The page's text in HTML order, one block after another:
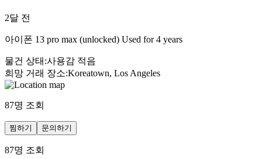
2달 전
아이폰 13 pro max (unlocked) Used for 4 years
물건 상태 :사용감 적음
희망 거래 장소:Koreatown, Los Angeles
87명 조회
찜하기 문의하기
87명 조회